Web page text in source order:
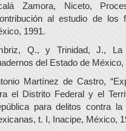
Zamora, Niceto,
al estudio de los
1991.
Q., y Trinidad, J.,
del Estado de México,
Martínez de Castro,
el Distrito Federal y el
para delitos contra
t. I, Inacipe, México,